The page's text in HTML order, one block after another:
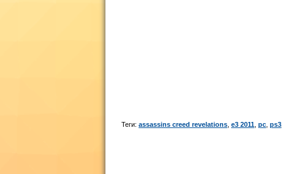
Теги: assassins creed revelations e3 2011 pc ps3